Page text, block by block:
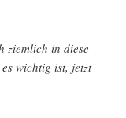
ziem­lich in die­se
wich­tig ist, jetzt